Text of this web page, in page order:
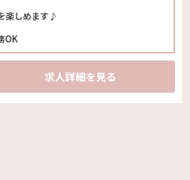
楽しめます♪
OK
求人詳細を見る